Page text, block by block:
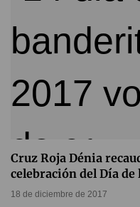
Cruz Roja Dénia
celebración del Día
18 de diciembre de 2017